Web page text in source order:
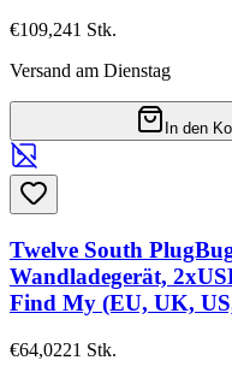
€109,241 Stk.
Versand am Dienstag
In den
Twelve South
Wandladegerät,
Find My (EU, UK,
€64,0221 Stk.